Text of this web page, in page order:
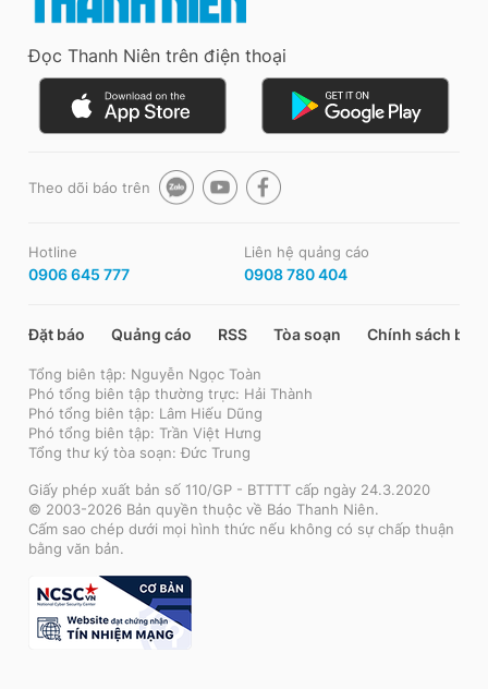
Đọc Thanh Niên trên điện thoại
Theo dõi báo trên
Hotline
0906 645 777
Liên hệ quảng cáo
0908 780 404
Đặt báo Quảng cáo RSS Tòa soạn Chính sách bảo
Tổng biên tập: Nguyễn Ngọc Toàn
Phó tổng biên tập thường trực: Hải Thành
Phó tổng biên tập: Lâm Hiếu Dũng
Phó tổng biên tập: Trần Việt Hưng
Tổng thư ký tòa soạn: Đức Trung
Giấy phép xuất bản số 110/GP - BTTTT cấp ngày 24.3.2020
© 2003-2026 Bản quyền thuộc về Báo Thanh Niên.
Cấm sao chép dưới mọi hình thức nếu không có sự chấp thuận
bằng văn bản.